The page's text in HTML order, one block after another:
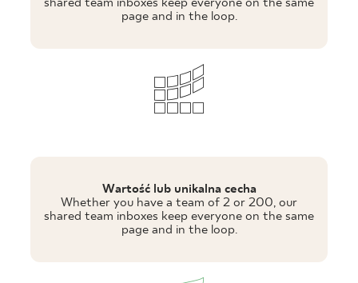
page and in the loop.
Wartość lub unikalna cecha
Whether you have a team of 2 or 200, our
shared team inboxes keep everyone on the same
page and in the loop.